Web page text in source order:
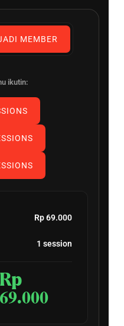
MEMBER
ikutin:
Rp 69.000
1 session
Rp
69.000